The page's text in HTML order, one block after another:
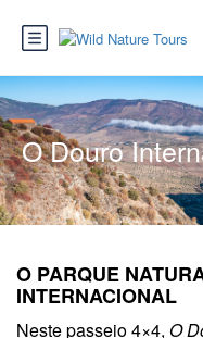
O Douro
O PARQUE
INTERNACIONAL
Neste passeio 4×4, O